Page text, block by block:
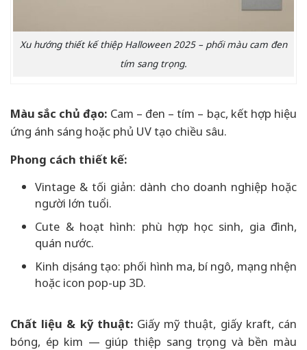
Xu hướng thiết kế thiệp Halloween 2025 – phối màu cam đen
tím sang trọng.
Màu sắc chủ đạo: Cam – đen – tím – bạc, kết hợp hiệu
ứng ánh sáng hoặc phủ UV tạo chiều sâu.
Phong cách thiết kế:
Vintage & tối giản: dành cho doanh nghiệp hoặc
người lớn tuổi.
Cute & hoạt hình: phù hợp học sinh, gia đình,
quán nước.
Kinh dị sáng tạo: phối hình ma, bí ngô, mạng nhện
hoặc icon pop-up 3D.
Chất liệu & kỹ thuật:Giấy mỹ thuật, giấy kraft, cán
bóng, ép kim — giúp thiệp sang trọng và bền màu